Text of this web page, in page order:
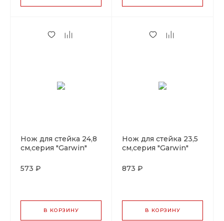
Нож для стейка 24,8
см,серия "Garwin"
573 ₽
В КОРЗИНУ
Нож для стейка 23,5
см,серия "Garwin"
873 ₽
В КОРЗИНУ